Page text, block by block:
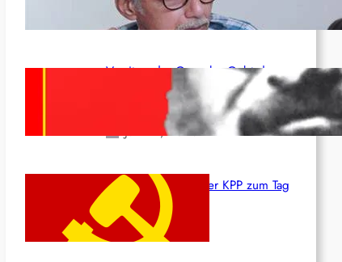
Juli 1, 2026
Vorsitzender Gonzalo: Gebt das
Leben für die Partei und die
Juni 19, 2026
Beschluss des ZK der KPP zum Tag
des Heldentums
Juni 19, 2026